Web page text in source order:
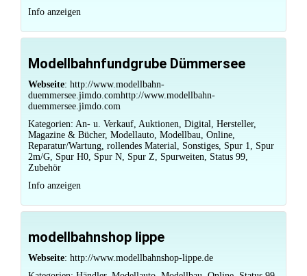
Info anzeigen
Modellbahnfundgrube Dümmersee
Webseite: http://www.modellbahn-
duemmersee.jimdo.comhttp://www.modellbahn-
duemmersee.jimdo.com
Kategorien: An- u. Verkauf, Auktionen, Digital, Hersteller,
Magazine & Bücher, Modellauto, Modellbau, Online,
Reparatur/Wartung, rollendes Material, Sonstiges, Spur 1, Spur
2m/G, Spur H0, Spur N, Spur Z, Spurweiten, Status 99,
Zubehör
Info anzeigen
modellbahnshop lippe
Webseite: http://www.modellbahnshop-lippe.de